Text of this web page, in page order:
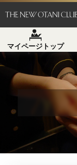
マイページトップ